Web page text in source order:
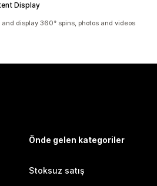
Display
display 360° spins, photos and videos
Önde gelen kategoriler
Stoksuz satış